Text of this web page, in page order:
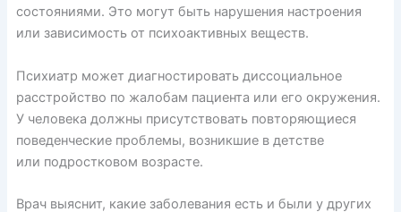
состояниями. Это могут быть нарушения настроения
или зависимость от психоактивных веществ.
Психиатр может диагностироватьдиссоциальное
расстройство по жалобам пациента или его окружения.
У человека должны присутствовать повторяющиеся
поведенческие проблемы, возникшие в детстве
или подростковом возрасте.
Врач выяснит, какие заболевания есть и были у других